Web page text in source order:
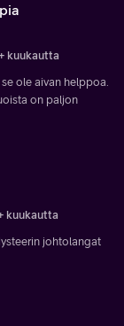
kuukautta
ole aivan helppoa.
on paljon
kuukautta
johtolangat